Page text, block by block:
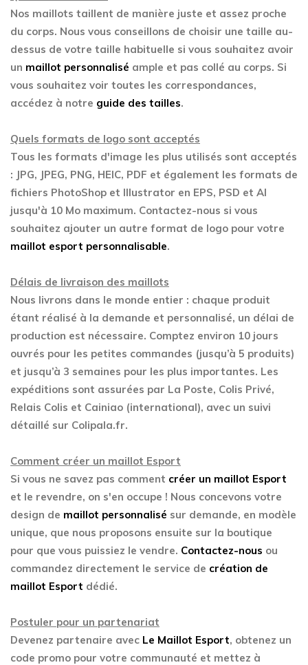
Nos maillots taillent de manière juste et assez proche
du corps. Nous vous conseillons de choisir une taille au-
dessus de votre taille habituelle si vous souhaitez avoir
un maillot personnalisé ample et pas collé au corps. Si
vous souhaitez voir toutes les correspondances,
accédez à notre guide des tailles.
Quels formats de logo sont acceptés
Tous les formats d'image les plus utilisés sont acceptés
: JPG, JPEG, PNG, HEIC, PDF et également les formats de
fichiers PhotoShop et Illustrator en EPS, PSD et AI
jusqu'à 10 Mo maximum. Contactez-nous si vous
souhaitez ajouter un autre format de logo pour votre
maillot esport personnalisable.
Délais de livraison des maillots
Nous livrons dans le monde entier : chaque produit
étant réalisé à la demande et personnalisé, un délai de
production est nécessaire. Comptez environ 10 jours
ouvrés pour les petites commandes (jusqu’à 5 produits)
et jusqu’à 3 semaines pour les plus importantes. Les
expéditions sont assurées par La Poste, Colis Privé,
Relais Colis et Cainiao (international), avec un suivi
détaillé sur Colipala.fr.
Comment créer un maillot Esport
Si vous ne savez pas comment créer un maillot Esport
et le revendre, on s'en occupe ! Nous concevons votre
design de maillot personnalisé sur demande, en modèle
unique, que nous proposons ensuite sur la boutique
pour que vous puissiez le vendre. Contactez-nous ou
commandez directement le service de création de
maillot Esport dédié.
Postuler pour un partenariat
Devenez partenaire avec Le Maillot Esport, obtenez un
code promo pour votre communauté et mettez à